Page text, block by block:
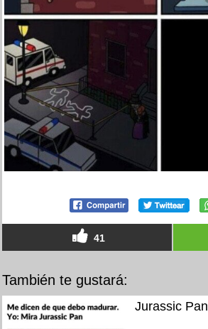
41
También te gustará:
Jurassic Pan